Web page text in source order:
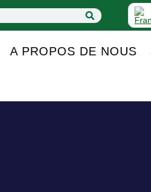
A PROPOS DE NOUS